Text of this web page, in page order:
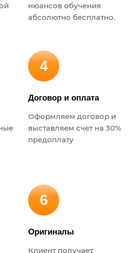
нюансов обучения
абсолютно бесплатно.
4
Договор и оплата
Оформляем договор и
выставляем счет на 30%
предоплату
6
Оригиналы
Клиент получает